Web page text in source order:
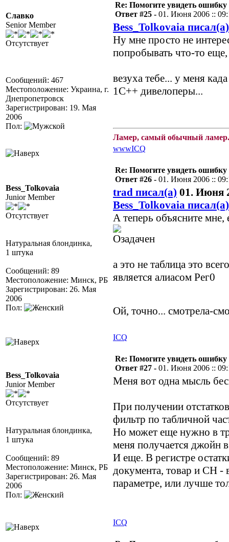
Славко
Senior Member
Отсутствует
Сообщений: 467
Местоположение: Украина, г.
Днепропетровск
Зарегистрирован: 19. Мая
2006
Пол:
Re: Помогите увидеть ошибку
Ответ #25 - 01. Июня 2006 ::
Bess_Tolkovaia писал(а)
Ну мне просто не
попробывать что-то
везуха тебе... у меня
1С++ дивелоперы...
Ламер, самый обычный
wwwICQ
Bess_Tolkovaia
Junior Member
Отсутствует
Натуральная блондинка,
1 штука
Сообщений: 89
Местоположение: Минск, РБ
Зарегистрирован: 26. Мая
2006
Пол:
Re: Помогите увидеть ошибку
Ответ #26 - 01. Июня 2006 ::
trad писал(а) 01. Июня
Bess_Tolkovaia писал(а)
А теперь объясните
а это не таблица это
является алиасом Рег0
Ой, точно... смотрела-
ICQ
Bess_Tolkovaia
Junior Member
Отсутствует
Натуральная блондинка,
1 штука
Сообщений: 89
Местоположение: Минск, РБ
Зарегистрирован: 26. Мая
2006
Пол:
Re: Помогите увидеть ошибку
Ответ #27 - 01. Июня 2006 ::
Меня вот одна мысль
При получении
фильтр по табличной
Но может еще нужно в
меня получается джойн
И еще. В регистре
документа, товар и СН -
параметре, или лучше
ICQ